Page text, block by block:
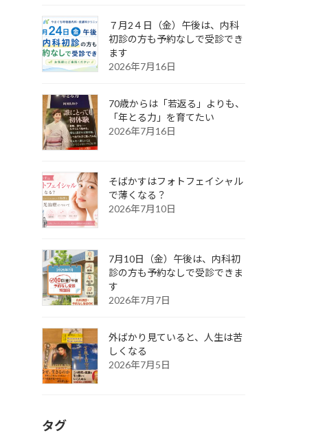
７月2４日（金）午後は、内科
初診の方も予約なしで受診でき
ます
2026年7月16日
70歳からは「若返る」よりも、
「年とる力」を育てたい
2026年7月16日
そばかすはフォトフェイシャル
で薄くなる？
2026年7月10日
7月10日（金）午後は、内科初
診の方も予約なしで受診できま
す
2026年7月7日
外ばかり見ていると、人生は苦
しくなる
2026年7月5日
タグ